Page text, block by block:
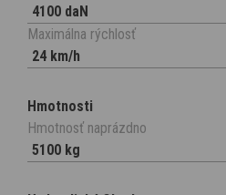
4100 daN
Maximálna rýchlosť
24 km/h
Hmotnosti
Hmotnosť naprázdno
5100 kg